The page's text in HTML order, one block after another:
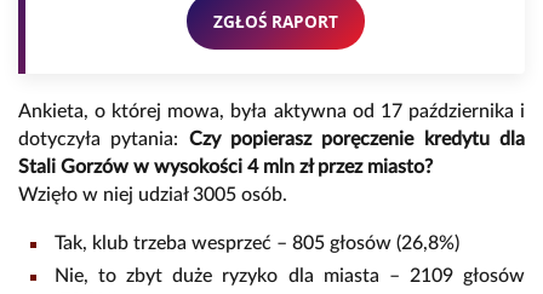
ZGŁOŚ RAPORT
Ankieta, o której mowa, była aktywna od 17 października i
dotyczyła pytania: Czy popierasz poręczenie kredytu dla
Stali Gorzów w wysokości 4 mln zł przez miasto?
Wzięło w niej udział 3005 osób.
Tak, klub trzeba wesprzeć – 805 głosów (26,8%)
Nie, to zbyt duże ryzyko dla miasta – 2109 głosów